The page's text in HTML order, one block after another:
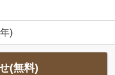
)
(無料)